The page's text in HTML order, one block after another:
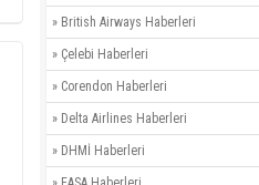
» British Airways Haberleri
» Çelebi Haberleri
» Corendon Haberleri
» Delta Airlines Haberleri
» DHMİ Haberleri